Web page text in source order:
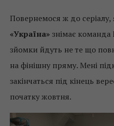
Повернемося ж до
«Україна» знімає команда
зйомки йдуть не те що
на фінішну пряму. Мені
закінчаться під кінець
початку жовтня.